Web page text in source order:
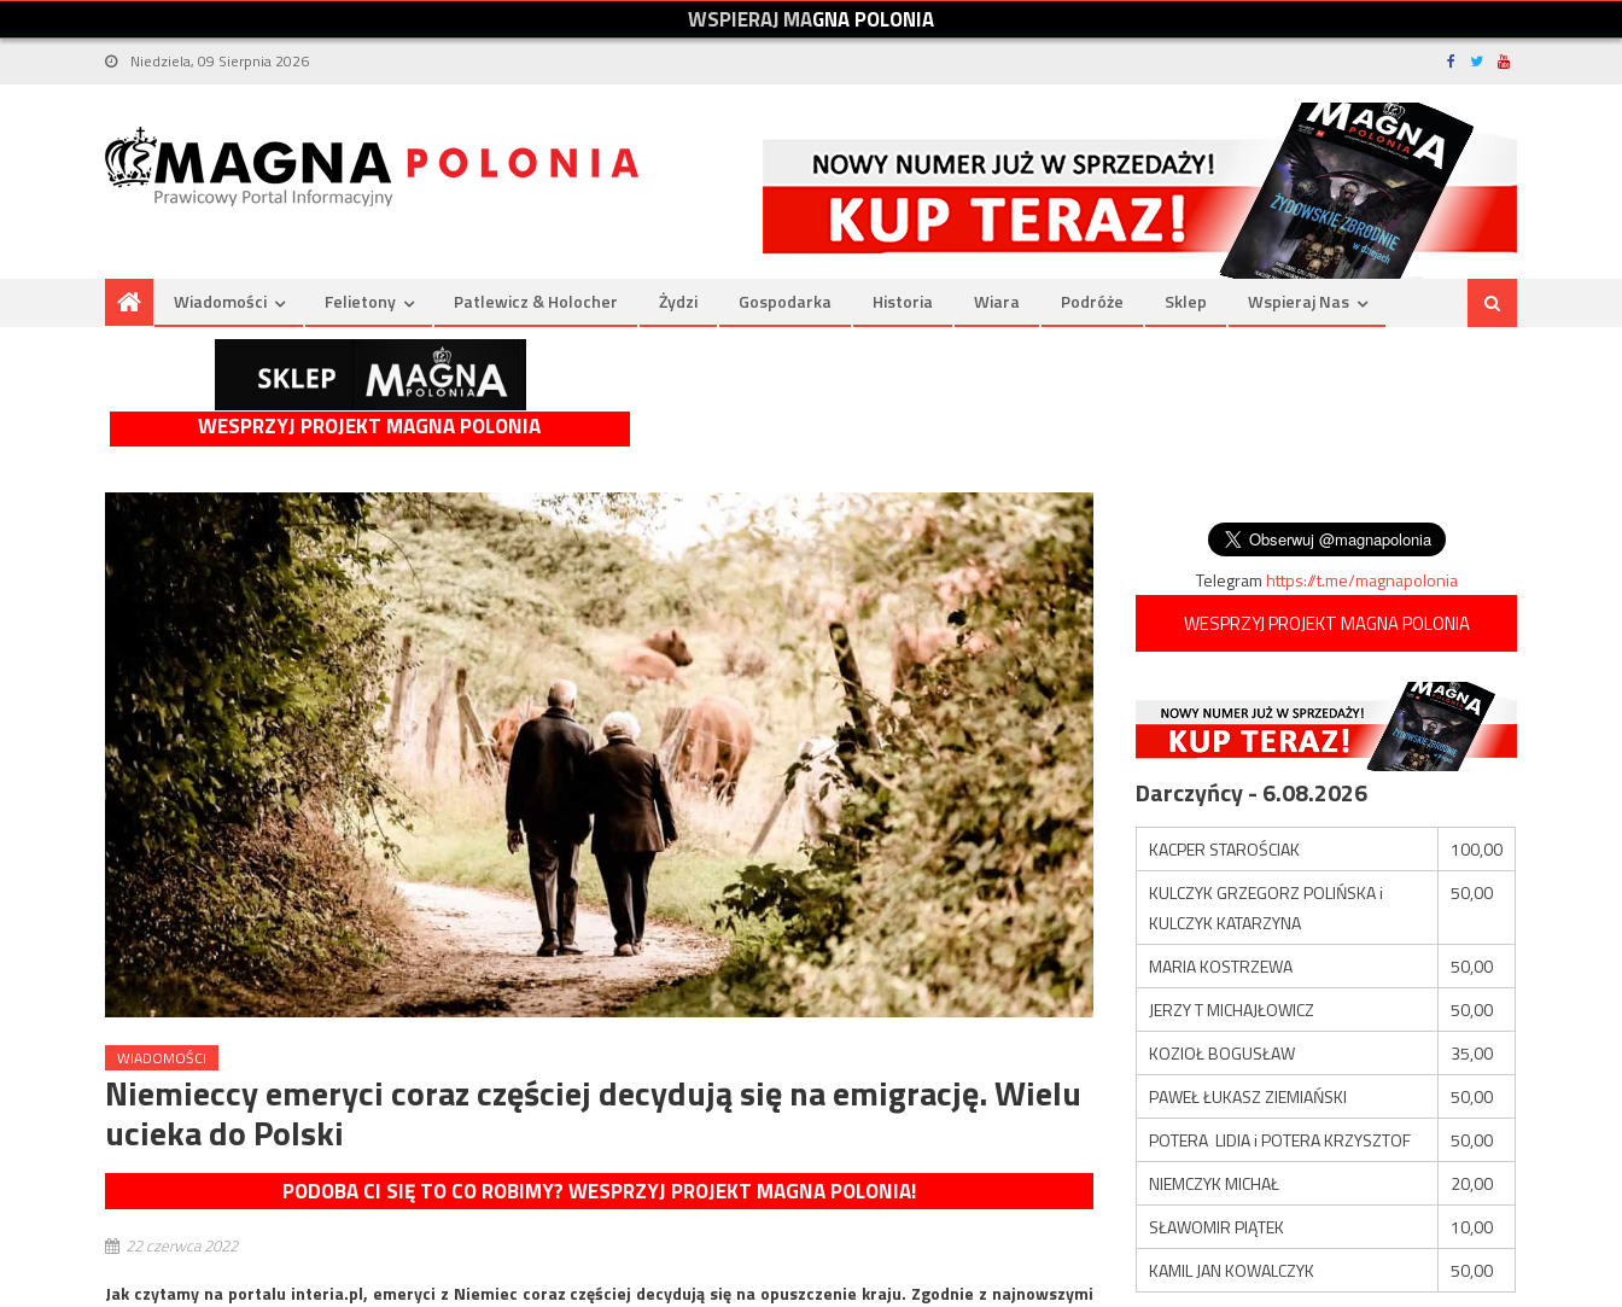
WSPIERAJMAGNAPOLONIA
Niedziela, 09 Sierpnia 2026
Wiadomości Felietony Patlewicz & Holocher Żydzi Gospodarka Historia Wiara Podróże Sklep Wspieraj Nas
WESPRZYJ PROJEKT MAGNA POLONIA
WIADOMOŚCI
Niemieccy emeryci coraz częściej decydują się na emigrację. Wielu
ucieka do Polski
PODOBA CI SIĘ TO CO ROBIMY? WESPRZYJ PROJEKT MAGNA POLONIA!
22 czerwca 2022
Jak czytamy na portalu interia.pl, emeryci z Niemiec coraz częściej decydują się na opuszczenie kraju. Zgodnie z najnowszymi
Telegramhttps://t.me/magnapolonia
WESPRZYJ PROJEKT MAGNA POLONIA
Darczyńcy - 6.08.2026
KACPER STAROŚCIAK
100,00
KULCZYK GRZEGORZ POLIŃSKA i
KULCZYK KATARZYNA
50,00
MARIA KOSTRZEWA
50,00
JERZY T MICHAJŁOWICZ
50,00
KOZIOŁ BOGUSŁAW
35,00
PAWEŁ ŁUKASZ ZIEMIAŃSKI
50,00
POTERA LIDIA i POTERA KRZYSZTOF
50,00
NIEMCZYK MICHAŁ
20,00
SŁAWOMIR PIĄTEK
10,00
KAMIL JAN KOWALCZYK
50,00